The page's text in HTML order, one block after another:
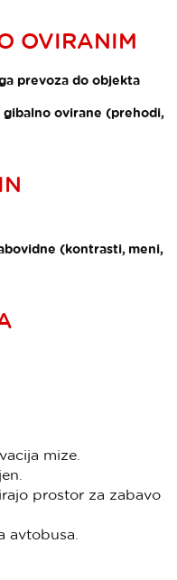
OVIRANIM
prevoza do objekta
ovirane (prehodi,
(kontrasti, meni,
mize.
prostor za zabavo
avtobusa.